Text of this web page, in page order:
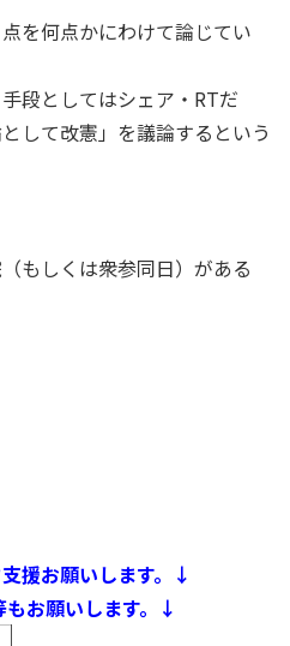
を何点かにわけて論じてい
段としてはシェア・RTだ
して改憲」を議論するという
もしくは衆参同日）がある
援お願いします。↓
お願いします。↓